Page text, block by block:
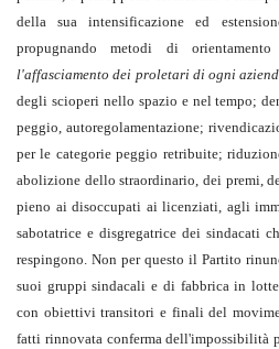
della sua intensificazione ed
propugnando metodi di
l'affasciamento dei proletari di ogni
degli scioperi nello spazio e nel tempo;
peggio, autoregolamentazione;
per le categorie peggio retribuite;
abolizione dello straordinario, dei premi,
pieno ai disoccupati ai licenziati, agli
sabotatrice e disgregatrice dei sindacati
respingono. Non per questo il Partito
suoi gruppi sindacali e di fabbrica in
con obiettivi transitori e finali del
fatti rinnovata conferma dell'impossibilità